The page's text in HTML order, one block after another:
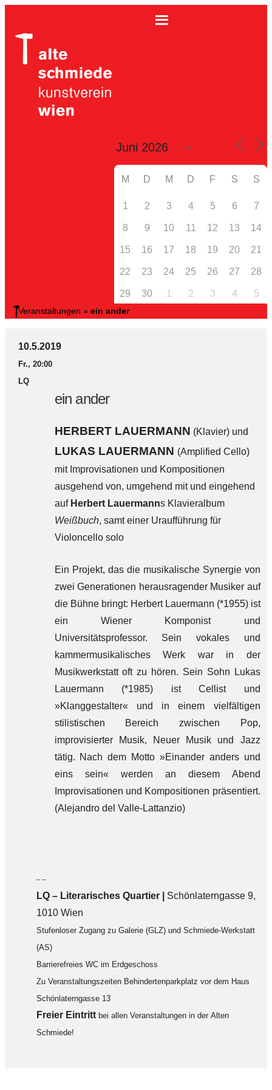
M D M D F S S
1 2 3 4 5 6 7
8 9 10 11 12 13 14
15 16 17 18 19 20 21
22 23 24 25 26 27 28
29 30 1 2 3 4 5
Veranstaltungen » ein ander
10.5.2019
Fr., 20:00
LQ
ein ander
HERBERT LAUERMANN (Klavier) und
LUKAS LAUERMANN (Amplified Cello)
mit Improvisationen und Kompositionen
ausgehend von, umgehend mit und eingehend
auf Herbert Lauermanns Klavieralbum
Weißbuch, samt einer Uraufführung für
Violoncello solo
Ein Projekt, das die musikalische Synergie von
zwei Generationen herausragender Musiker auf
die Bühne bringt: Herbert Lauermann (*1955) ist
ein Wiener Komponist und
Universitätsprofessor. Sein vokales und
kammermusikalisches Werk war in der
Musikwerkstatt oft zu hören. Sein Sohn Lukas
Lauermann (*1985) ist Cellist und
»Klanggestalter« und in einem vielfältigen
stilistischen Bereich zwischen Pop,
improvisierter Musik, Neuer Musik und Jazz
tätig. Nach dem Motto »Einander anders und
eins sein« werden an diesem Abend
Improvisationen und Kompositionen präsentiert.
(Alejandro del Valle-Lattanzio)
– –
LQ –Literarisches Quartier | Schönlaterngasse 9,
1010 Wien
Stufenloser Zugang zu Galerie (GLZ) und Schmiede-Werkstatt
(AS)
Barrierefreies WC im Erdgeschoss
Zu Veranstaltungszeiten Behindertenparkplatz vor dem Haus
Schönlaterngasse 13
Freier Eintritt bei allen Veranstaltungen in der Alten
Schmiede!